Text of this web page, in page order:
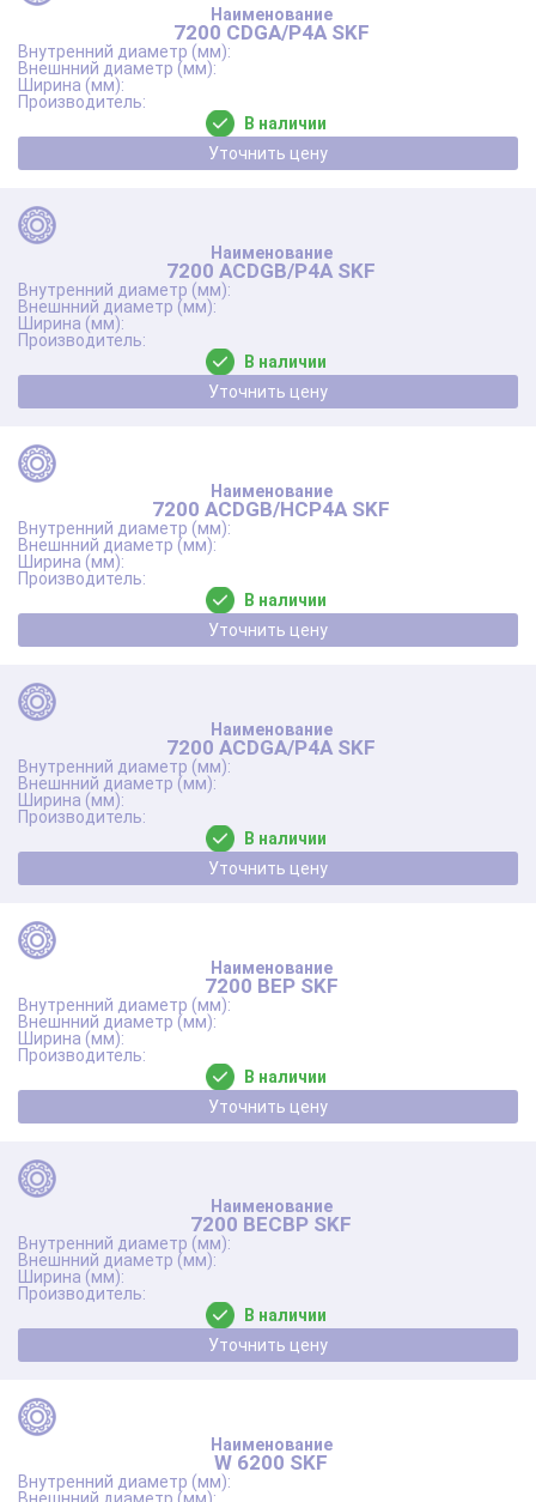
7200 CDGA/P4A SKF
В наличии
Уточнить цену
7200 ACDGB/P4A SKF
В наличии
Уточнить цену
7200 ACDGB/HCP4A SKF
В наличии
Уточнить цену
7200 ACDGA/P4A SKF
В наличии
Уточнить цену
7200 BEP SKF
В наличии
Уточнить цену
7200 BECBP SKF
В наличии
Уточнить цену
W 6200 SKF